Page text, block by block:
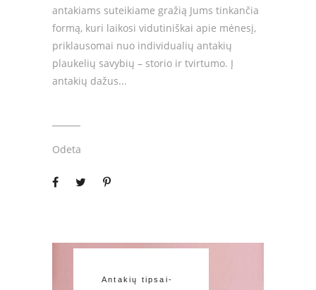
antakiams suteikiame gražią Jums tinkančia
formą, kuri laikosi vidutiniškai apie mėnesį,
priklausomai nuo individualių antakių
plaukelių savybių – storio ir tvirtumo. Į
antakių dažus
Odeta
Antakių tipsai-